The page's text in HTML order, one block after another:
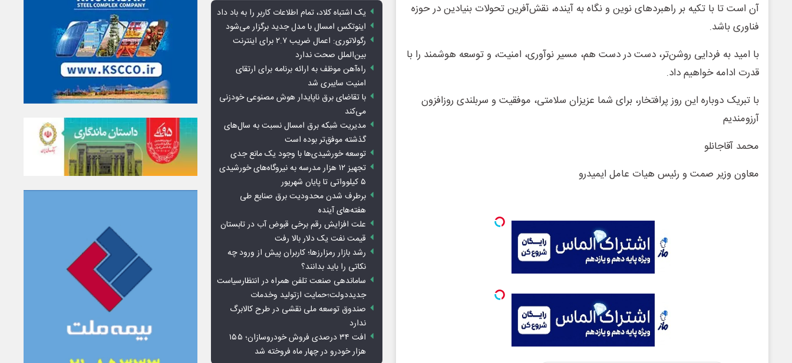
آن است تا با تکیه بر راهبردهای نوین و نگاه به آینده، نقش‌آفرین تحولات بنیادین در حوزه
فناوری باشد.
با امید به فردایی روشن‌تر، دست در دست هم، مسیر نوآوری، امنیت، و توسعه هوشمند را با
قدرت ادامه خواهیم داد.
با تبریک دوباره این روز پرافتخار، برای شما عزیزان سلامتی، موفقیت و سربلندی روزافزون
آرزومندیم
محمد آقاجانلو
معاون وزیر صمت و رئیس هیات عامل ایمیدرو
یک اشتباه کلاد، تمام اطلاعات کاربر را به باد داد
اینوتکس امسال با مدل جدید برگزار می‌شود
رگولاتوری: اعمال ضریب ۲.۷ برای اینترنت
بین‌الملل صحت ندارد
راه‌آهن موظف به ارائه برنامه برای ارتقای
امنیت سایبری شد
با تقاضای برق ناپایدار هوش مصنوعی خودزنی
می‌کند
مدیریت شبکه برق امسال نسبت به سال‌های
گذشته موفق‌تر بوده است
توسعه خورشیدی‌ها با وجود یک مانع جدی
تجهیز ۱۲ هزار مدرسه به نیروگاه‌های خورشیدی
۵ کیلوواتی تا پایان شهریور
برطرف شدن محدودیت‌ برق صنایع طی
هفته‌های آینده
علت افزایش رقم برخی قبوض آب در تابستان
قیمت نفت یک دلار بالا رفت
رشد بازار رمزارزها؛ کاربران پیش از ورود چه
نکاتی را باید بدانند؟
ساماندهی صنعت تلفن همراه در انتظارسیاست
جدیددولت؛حمایت ازتولید وخدمات
صندوق توسعه ملی نقشی در طرح کالابرگ
ندارد
افت ۳۴ درصدی فروش خودروسازان؛ ۱۵۵
هزار خودرو در چهار ماه فروخته شد